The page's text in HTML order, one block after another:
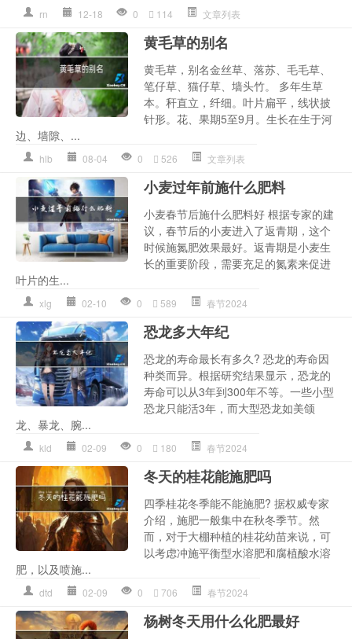
rn 12-18 0 114 文章列表
黄毛草的别名
黄毛草，别名金丝草、落苏、毛毛草、
笔仔草、猫仔草、墙头竹。 多年生草
本。秆直立，纤细。叶片扁平，线状披
针形。花、果期5至9月。生长在生于河
边、墙隙、...
hlb 08-04 0 526 文章列表
小麦过年前施什么肥料
小麦春节后施什么肥料好 根据专家的建
议，春节后的小麦进入了返青期，这个
时候施氮肥效果最好。返青期是小麦生
长的重要阶段，需要充足的氮素来促进
叶片的生...
xlg 02-10 0 589 春节2024
恐龙多大年纪
恐龙的寿命最长有多久? 恐龙的寿命因
种类而异。根据研究结果显示，恐龙的
寿命可以从3年到300年不等。一些小型
恐龙只能活3年，而大型恐龙如美颌
龙、暴龙、腕...
kld 02-09 0 180 春节2024
冬天的桂花能施肥吗
四季桂花冬季能不能施肥? 据权威专家
介绍，施肥一般集中在秋冬季节。然
而，对于大棚种植的桂花幼苗来说，可
以考虑冲施平衡型水溶肥和腐植酸水溶
肥，以及喷施...
dtd 02-09 0 706 春节2024
杨树冬天用什么化肥最好